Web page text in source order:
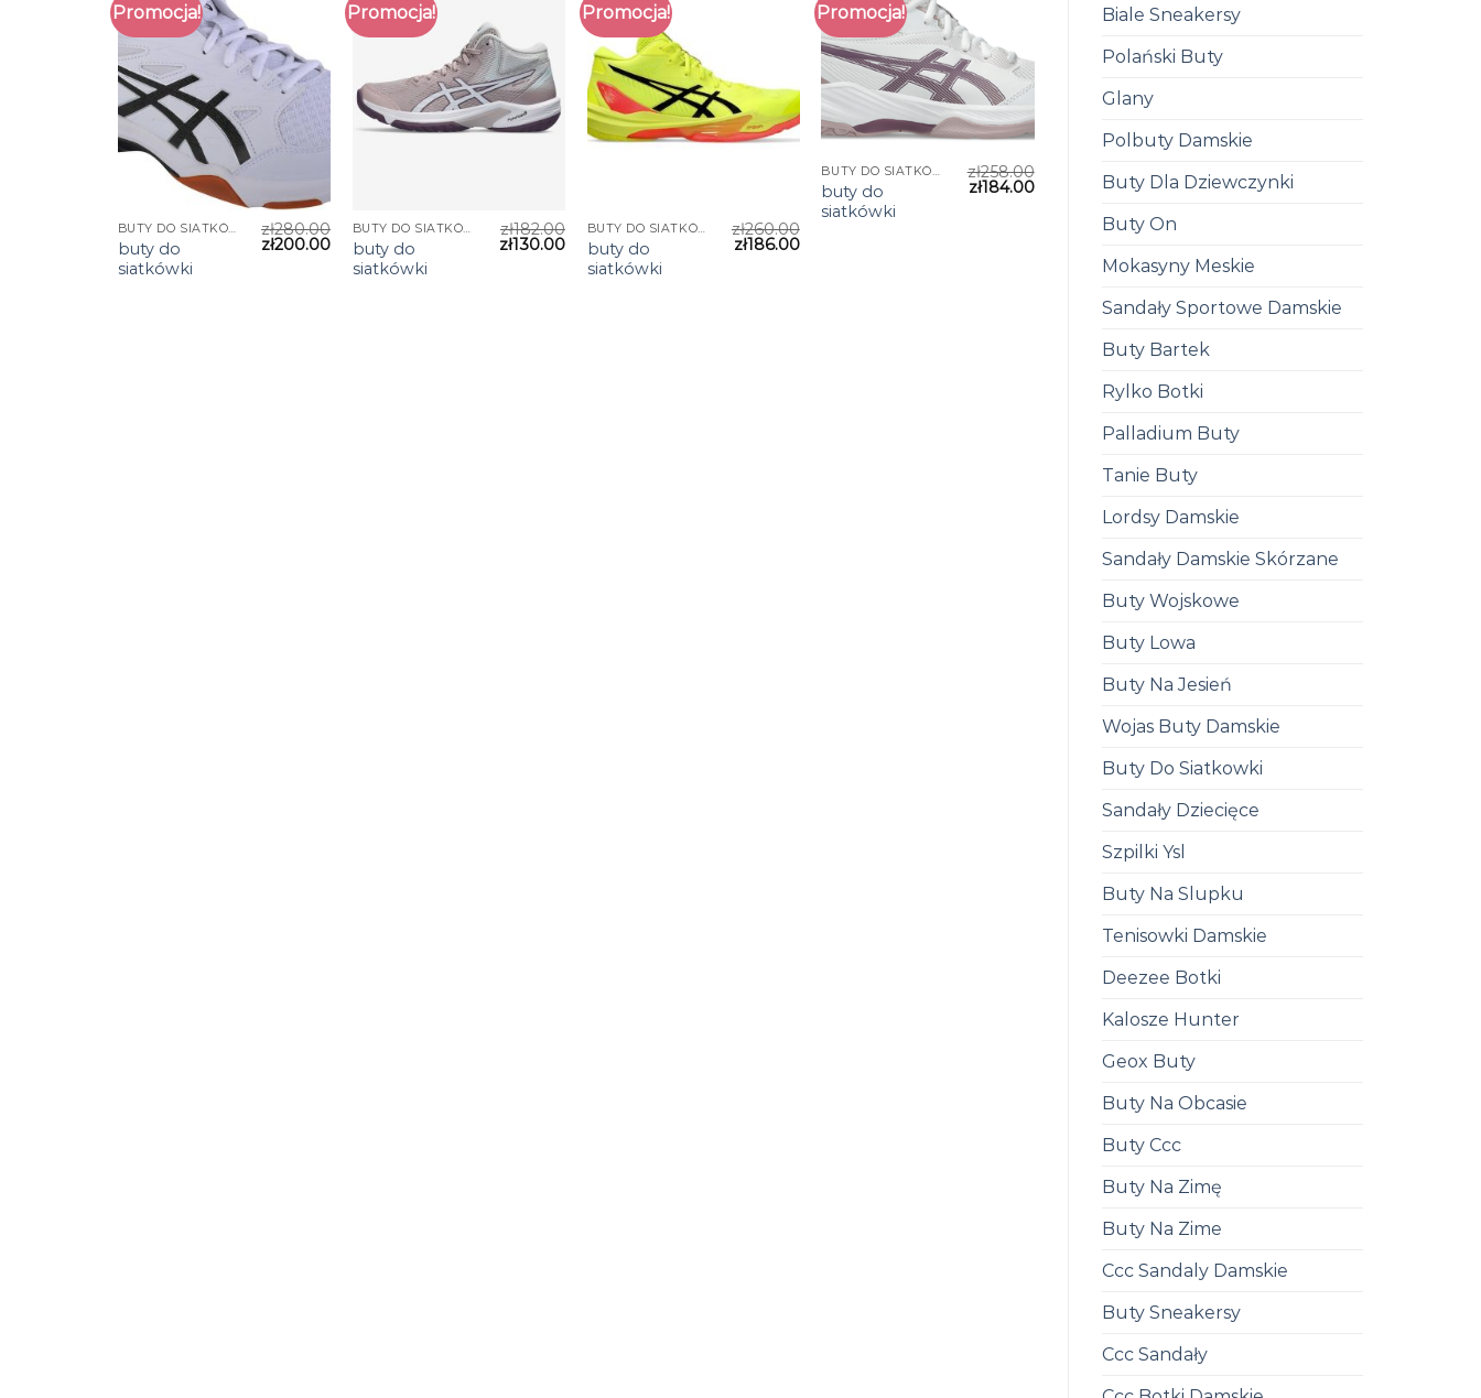
Biale Sneakersy
Polański Buty
Glany
Polbuty Damskie
Buty Dla Dziewczynki
Buty On
Mokasyny Meskie
Sandały Sportowe Damskie
Buty Bartek
Rylko Botki
Palladium Buty
Tanie Buty
Lordsy Damskie
Sandały Damskie Skórzane
Buty Wojskowe
Buty Lowa
Buty Na Jesień
Wojas Buty Damskie
Buty Do Siatkowki
Sandały Dziecięce
Szpilki Ysl
Buty Na Slupku
Tenisowki Damskie
Deezee Botki
Kalosze Hunter
Geox Buty
Buty Na Obcasie
Buty Ccc
Buty Na Zimę
Buty Na Zime
Ccc Sandaly Damskie
Buty Sneakersy
Ccc Sandały
Promocja!
BUTY DO SIATKÓWKI
buty do
siatkówki
zł280.00
zł200.00
Promocja!
BUTY DO SIATKÓWKI
buty do
siatkówki
zł182.00
zł130.00
Promocja!
BUTY DO SIATKÓWKI
buty do
siatkówki
zł260.00
zł186.00
Promocja!
BUTY DO SIATKÓWKI
buty do
siatkówki
zł258.00
zł184.00